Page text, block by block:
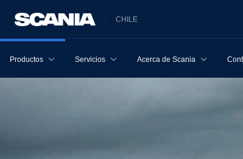
CHILE
Productos Servicios Acerca de Scania